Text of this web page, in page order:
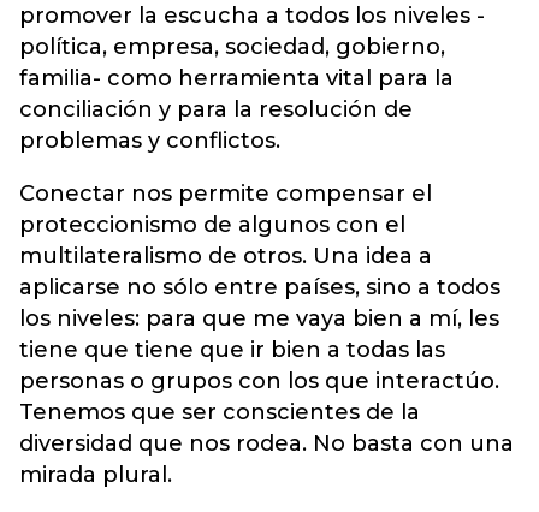
promover la escucha a todos los niveles -
política, empresa, sociedad, gobierno,
familia- como herramienta vital para la
conciliación y para la resolución de
problemas y conflictos.
Conectar nos permite compensar el
proteccionismo de algunos con el
multilateralismo de otros. Una idea a
aplicarse no sólo entre países, sino a todos
los niveles: para que me vaya bien a mí, les
tiene que tiene que ir bien a todas las
personas o grupos con los que interactúo.
Tenemos que ser conscientes de la
diversidad que nos rodea. No basta con una
mirada plural.